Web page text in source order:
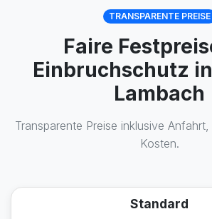
TRANSPARENTE PREISE
Faire
Einbruchschutz
Lambach
Transparente Preise inklusive
Kosten.
Standard